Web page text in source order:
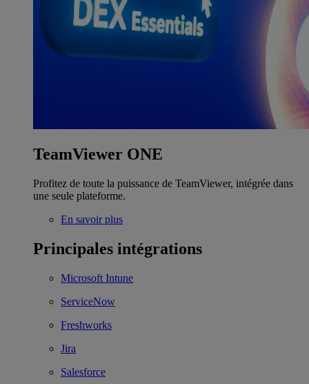
TeamViewer ONE
Profitez de toute la puissance de TeamViewer, intégrée dans
une seule plateforme.
En savoir plus
Principales intégrations
Microsoft Intune
ServiceNow
Freshworks
Jira
Salesforce